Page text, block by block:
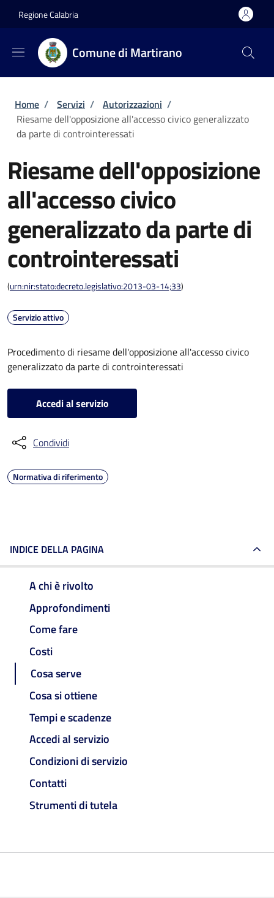
Regione Calabria
Comune di Martirano
Briciole di pane
Home / Servizi / Autorizzazioni /
Riesame dell'opposizione all'accesso civico generalizzato
da parte di controinteressati
Riesame dell'opposizione
all'accesso civico
generalizzato da parte di
controinteressati
(urn:nir:stato:decreto.legislativo:2013-03-14;33)
Servizio attivo
Procedimento di riesame dell'opposizione all'accesso civico
generalizzato da parte di controinteressati
Accedi al servizio
Condividi
Normativa di riferimento
INDICE DELLA PAGINA
A chi è rivolto
Approfondimenti
Come fare
Costi
Cosa serve
Cosa si ottiene
Tempi e scadenze
Accedi al servizio
Condizioni di servizio
Contatti
Strumenti di tutela